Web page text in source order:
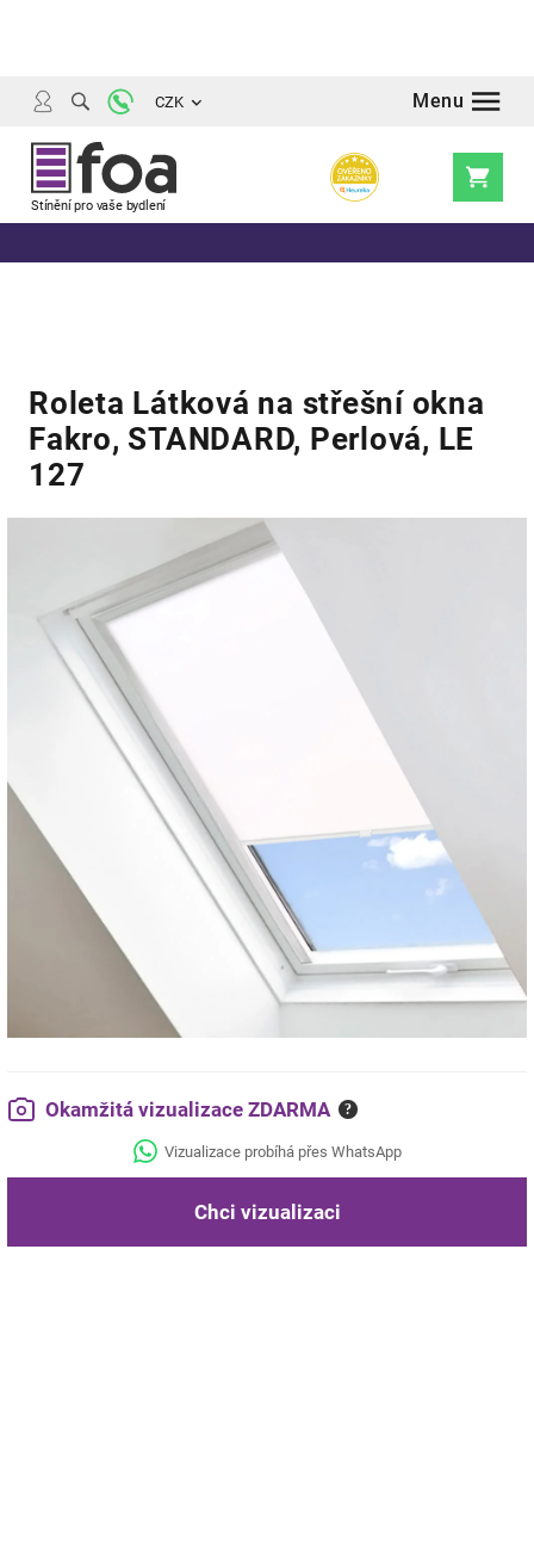
CZK
Nákupní
Roleta Látková na střešní okna
Fakro, STANDARD, Perlová, LE
127
Okamžitá vizualizace ZDARMA ?
Vizualizace probíhá přes WhatsApp
Chci vizualizaci